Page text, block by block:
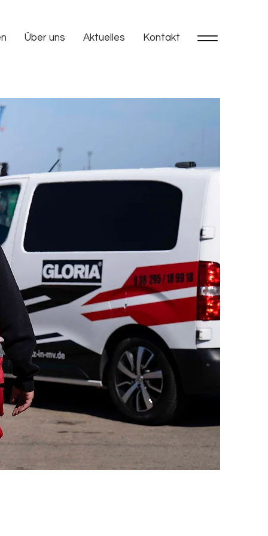
Über uns Aktuelles Kontakt